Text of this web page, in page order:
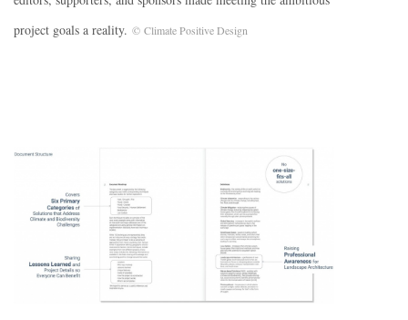
project goals a reality. © Climate Positive Design